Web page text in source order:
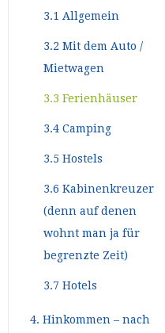
3.1 Allgemein
3.2 Mit dem Auto /
Mietwagen
3.3 Ferienhäuser
3.4 Camping
3.5 Hostels
3.6 Kabinenkreuzer
(denn auf denen
wohnt man ja für
begrenzte Zeit)
3.7 Hotels
4. Hinkommen – nach